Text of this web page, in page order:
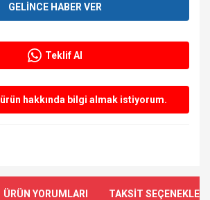
GELİNCE HABER VER
Teklif Al
hakkında bilgi almak istiyorum.
ÜRÜN YORUMLARI TAKSİT SEÇENEKLERİ